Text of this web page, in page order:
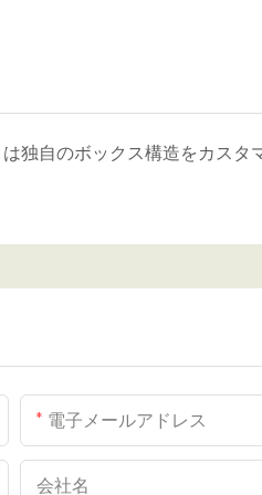
電子メールアドレス
会社名